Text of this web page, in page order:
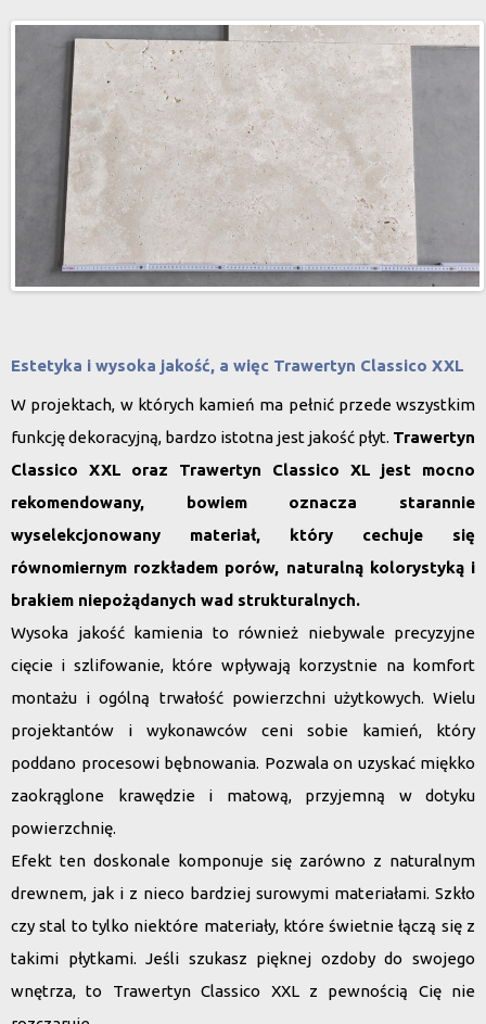
Estetyka i wysoka jakość, a więc Trawertyn Classico XXL
W projektach, w których kamień ma pełnić przede wszystkim
funkcję dekoracyjną, bardzo istotna jest jakość płyt. Trawertyn
Classico XXL oraz Trawertyn Classico XL jest mocno
rekomendowany, bowiem oznacza starannie
wyselekcjonowany materiał, który cechuje się
równomiernym rozkładem porów, naturalną kolorystyką i
brakiem niepożądanych wad strukturalnych.
Wysoka jakość kamienia to również niebywale precyzyjne
cięcie i szlifowanie, które wpływają korzystnie na komfort
montażu i ogólną trwałość powierzchni użytkowych. Wielu
projektantów i wykonawców ceni sobie kamień, który
poddano procesowi bębnowania. Pozwala on uzyskać miękko
zaokrąglone krawędzie i matową, przyjemną w dotyku
powierzchnię.
Efekt ten doskonale komponuje się zarówno z naturalnym
drewnem, jak i z nieco bardziej surowymi materiałami. Szkło
czy stal to tylko niektóre materiały, które świetnie łączą się z
takimi płytkami. Jeśli szukasz pięknej ozdoby do swojego
wnętrza, to Trawertyn Classico XXL z pewnością Cię nie